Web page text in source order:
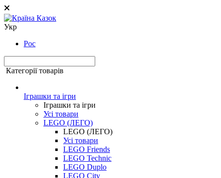
Укр
Рос
Категорії товарів
Іграшки та ігри
Іграшки та ігри
Усі товари
LEGO (ЛЕГО)
LEGO (ЛЕГО)
Усі товари
LEGO Friends
LEGO Technic
LEGO Duplo
LEGO City